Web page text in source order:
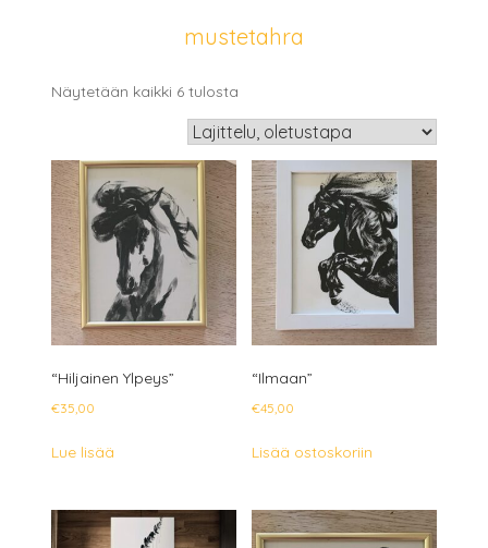
mustetahra
Näytetään kaikki 6 tulosta
“Hiljainen Ylpeys”
€35,00
Lue lisää
“Ilmaan”
€45,00
Lisää ostoskoriin